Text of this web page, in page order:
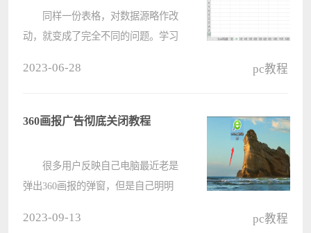
同样一份表格，对数据源略作改
动，就变成了完全不同的问题。学习
同一个案例，应该除了我找不到第2
2023-06-28 pc教程
360画报广告彻底关闭教程
很多用户反映自己电脑最近老是
弹出360画报的弹窗，但是自己明明
2023-09-13 pc教程